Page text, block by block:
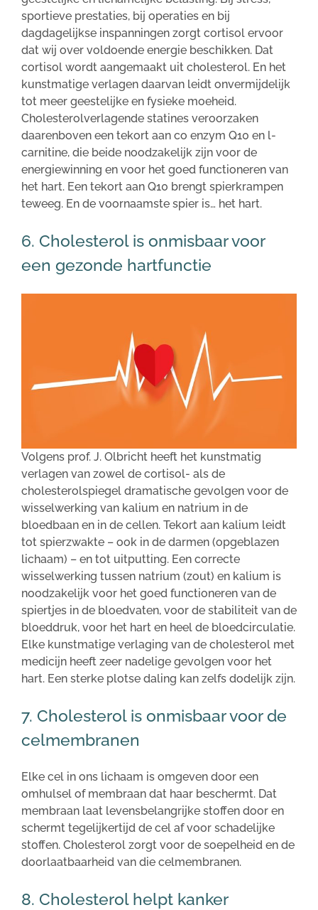
sportieve prestaties, bij operaties en bij
dagdagelijkse inspanningen zorgt cortisol ervoor
dat wij over voldoende energie beschikken. Dat
cortisol wordt aangemaakt uit cholesterol. En het
kunstmatige verlagen daarvan leidt onvermijdelijk
tot meer geestelijke en fysieke moeheid.
Cholesterolverlagende statines veroorzaken
daarenboven een tekort aan co enzym Q10 en l-
carnitine, die beide noodzakelijk zijn voor de
energiewinning en voor het goed functioneren van
het hart. Een tekort aan Q10 brengt spierkrampen
teweeg. En de voornaamste spier is… het hart.
6. Cholesterol is onmisbaar voor
een gezonde hartfunctie
Volgens prof. J. Olbricht heeft het kunstmatig
verlagen van zowel de cortisol- als de
cholesterolspiegel dramatische gevolgen voor de
wisselwerking van kalium en natrium in de
bloedbaan en in de cellen. Tekort aan kalium leidt
tot spierzwakte – ook in de darmen (opgeblazen
lichaam) – en tot uitputting. Een correcte
wisselwerking tussen natrium (zout) en kalium is
noodzakelijk voor het goed functioneren van de
spiertjes in de bloedvaten, voor de stabiliteit van de
bloeddruk, voor het hart en heel de bloedcirculatie.
Elke kunstmatige verlaging van de cholesterol met
medicijn heeft zeer nadelige gevolgen voor het
hart. Een sterke plotse daling kan zelfs dodelijk zijn.
7. Cholesterol is onmisbaar voor de
celmembranen
Elke cel in ons lichaam is omgeven door een
omhulsel of membraan dat haar beschermt. Dat
membraan laat levensbelangrijke stoffen door en
schermt tegelijkertijd de cel af voor schadelijke
stoffen. Cholesterol zorgt voor de soepelheid en de
doorlaatbaarheid van die celmembranen.
8. Cholesterol helpt kanker